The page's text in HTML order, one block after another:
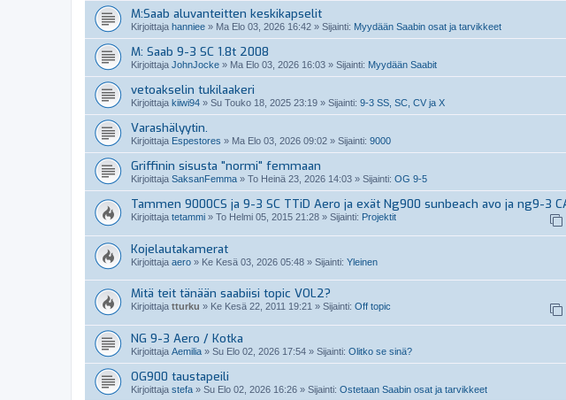
M:Saab aluvanteitten keskikapselit
Kirjoittaja hanniee » Ma Elo 03, 2026 16:42 » Sijainti: Myydään Saabin osat ja tarvikkeet
M: Saab 9-3 SC 1.8t 2008
Kirjoittaja JohnJocke » Ma Elo 03, 2026 16:03 » Sijainti: Myydään Saabit
vetoakselin tukilaakeri
Kirjoittaja kiiwi94 » Su Touko 18, 2025 23:19 » Sijainti: 9-3 SS, SC, CV ja X
Varashälyytin.
Kirjoittaja Espestores » Ma Elo 03, 2026 09:02 » Sijainti: 9000
Griffinin sisusta "normi" femmaan
Kirjoittaja SaksanFemma » To Heinä 23, 2026 14:03 » Sijainti: OG 9-5
Tammen 9000CS ja 9-3 SC TTiD Aero ja exät Ng900 sunbeach avo ja ng9-3
Kirjoittaja tetammi » To Helmi 05, 2015 21:28 » Sijainti: Projektit
Kojelautakamerat
Kirjoittaja aero » Ke Kesä 03, 2026 05:48 » Sijainti: Yleinen
Mitä teit tänään saabiisi topic VOL2?
Kirjoittaja tturku » Ke Kesä 22, 2011 19:21 » Sijainti: Off topic
NG 9-3 Aero / Kotka
Kirjoittaja Aemilia » Su Elo 02, 2026 17:54 » Sijainti: Olitko se sinä?
OG900 taustapeili
Kirjoittaja stefa » Su Elo 02, 2026 16:26 » Sijainti: Ostetaan Saabin osat ja tarvikkeet